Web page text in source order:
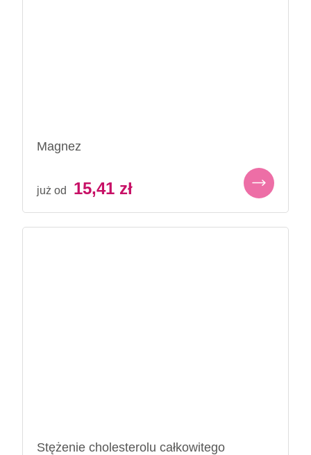
Magnez
już od 15,41 zł
Stężenie cholesterolu całkowitego